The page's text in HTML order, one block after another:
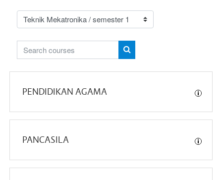
Course categories
Search courses
Search Courses
PENDIDIKAN AGAMA
PANCASILA